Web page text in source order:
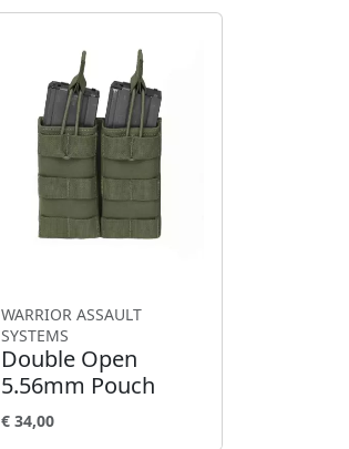
WARRIOR ASSAULT
SYSTEMS
Double Open
5.56mm Pouch
€ 34,00